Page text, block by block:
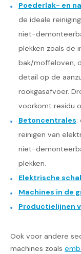
Poederlak- en
de ideale
niet-
plekken zoals de
bak/moffeloven,
detail op de
rookgasafvoer.
voorkomt residu
Betoncentrales:
reinigen van
niet-
plekken.
Elektrische
Machines in de
Productielijnen
Ook voor andere
machines zoals